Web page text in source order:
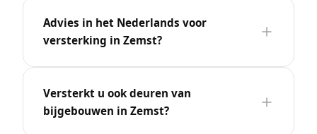
Advies in het Nederlands voor
versterking in Zemst?
Versterkt u ook deuren van
bijgebouwen in Zemst?